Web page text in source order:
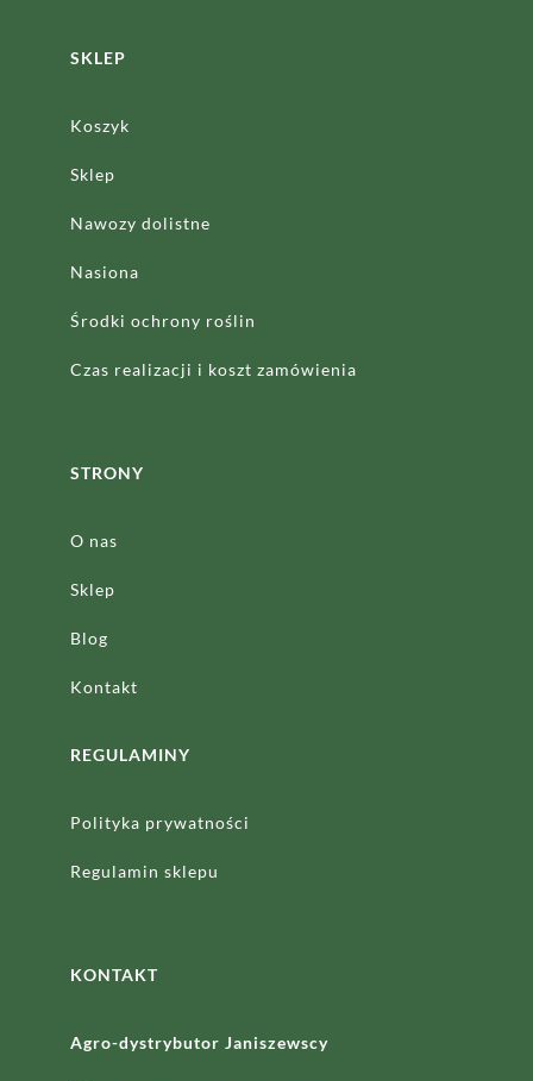
SKLEP
Koszyk
Sklep
Nawozy dolistne
Nasiona
Środki ochrony roślin
Czas realizacji i koszt zamówienia
STRONY
O nas
Sklep
Blog
Kontakt
REGULAMINY
Polityka prywatności
Regulamin sklepu
KONTAKT
Agro-dystrybutor Janiszewscy